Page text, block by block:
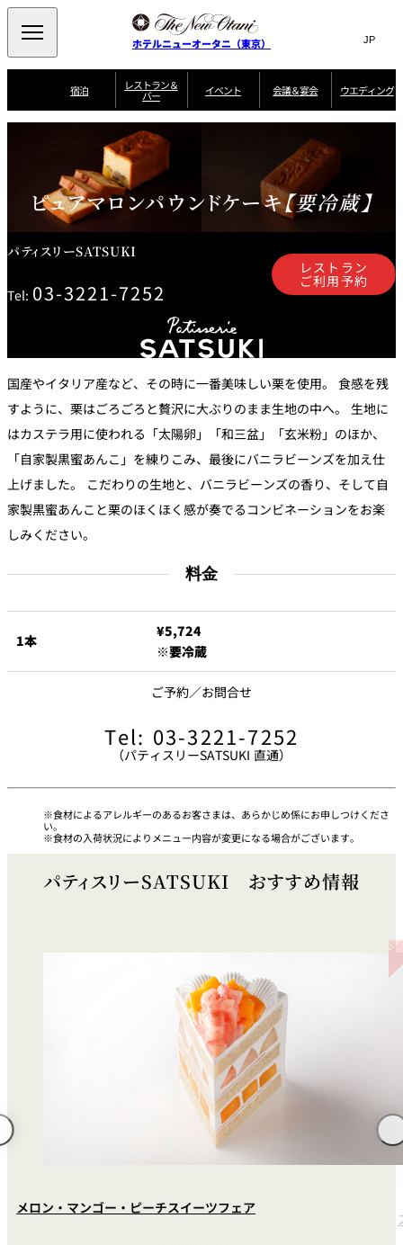
ホテルニューオータニ（東京） Search
サ
ト
内
検
を
開
言
切
替
え
メ
開
閉
JP(日本語)
EN
宿泊
ザ・メイン
ニューオータニ・
ガーデンタワー スイートのご案内
客室一覧 宿泊プラン一覧 サービスガイド ルームサービス
ルニューオー
誕生日や記念日の
お祝いに
レストラン＆
バー
ご案内
ソムリエ 個室のご案内
ご家族で楽し
む小個室
ビュッフェ
VIEW & DINING ガーデンラウ トレーダーヴ
ィックス 東京
スイーツ
ピエール・エ
ルメ・パリ
トゥールダル
ジャン 東京
トレーダーヴ
ィックス 東京
ベッラ・ヴィ
スタ ガンシップ
大観苑＜
鉄板焼/ステーキ
石心亭＜
SEKISHIN-TEI＞
なだ万本店 山
SAZANKA-SO 天婦羅 ほり川 ＜RANSEN＞ OKAHAN＞
久兵衛（ザ・
メイン）＜
久兵衛（ガー
デンタワー） つきじ鈴富＜
ガーデンラウ
ンジ トムCAT
ミルクホール
TULLY'S
COFFEE
ボートハウス
バー
RANSEN はな
れ
イベント 会議＆宴会
会
議
＆
宴
会
プラン一覧
宴会ご予約・お問
ウエディング
ウ
エ
ウエディングスタ
イル
ムービー TOKYO
ピュアマロンパウンドケーキ【要冷蔵】
パティスリーSATSUKI
Tel: 03-3221-7252
レストラン
ご利用予約
国産やイタリア産など、その時に一番美味しい栗を使用。 食感を残
すように、栗はごろごろと贅沢に大ぶりのまま生地の中へ。 生地に
はカステラ用に使われる「太陽卵」「和三盆」「玄米粉」のほか、
「自家製黒蜜あんこ」を練りこみ、最後にバニラビーンズを加え仕
上げました。 こだわりの生地と、バニラビーンズの香り、そして自
家製黒蜜あんこと栗のほくほく感が奏でるコンビネーションをお楽
しみください。
料金
1本
¥5,724
※要冷蔵
ご予約／お問合せ
Tel: 03-3221-7252
（パティスリーSATSUKI 直通）
食材によるアレルギーのあるお客さまは、あらかじめ係にお申しつけくださ
い。
食材の入荷状況によりメニュー内容が変更になる場合がございます。
パティスリーSATSUKI おすすめ情報
メロン・マンゴー・ピーチスイーツフェア